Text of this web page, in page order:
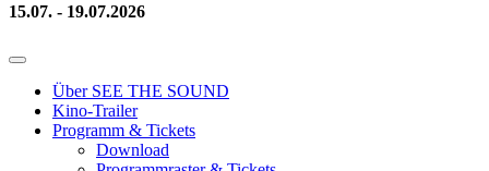
15.07. - 19.07.2026
Über SEE THE SOUND
Kino-Trailer
Programm & Tickets
Download